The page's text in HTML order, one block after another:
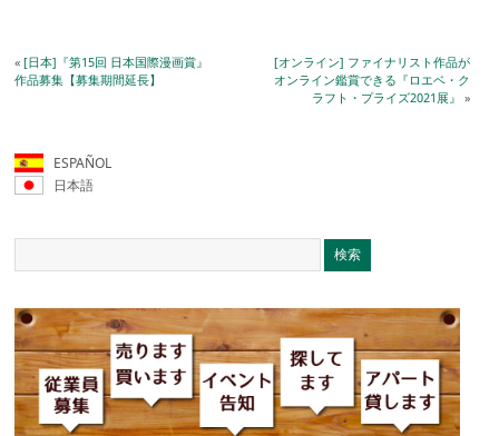
«[日本]『第15回 日本国際漫画賞』
作品募集【募集期間延長】
[オンライン] ファイナリスト作品が
オンライン鑑賞できる『ロエベ・ク
ラフト・プライズ2021展』 »
ESPAÑOL
日本語